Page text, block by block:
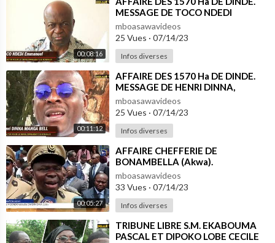
00:08:16
MESSAGE DE TOCO NDEDI
Emmanuel; MEMBRE DU
COLLECTIF
mboasawavideos
25 Vues · 07/14/23
Infos diverses
00:11:12
⁣AFFAIRE DES 1570 Ha DE DINDE.
MESSAGE DE HENRI DINNA,
MEMBRE DU COLLECTIF
mboasawavideos
25 Vues · 07/14/23
Infos diverses
00:05:27
⁣AFFAIRE CHEFFERIE DE
BONAMBELLA (Akwa).
mboasawavideos
33 Vues · 07/14/23
Infos diverses
⁣TRIBUNE LIBRE S.M. EKABOUMA
PASCAL ET DIPOKO LOBE CECILE